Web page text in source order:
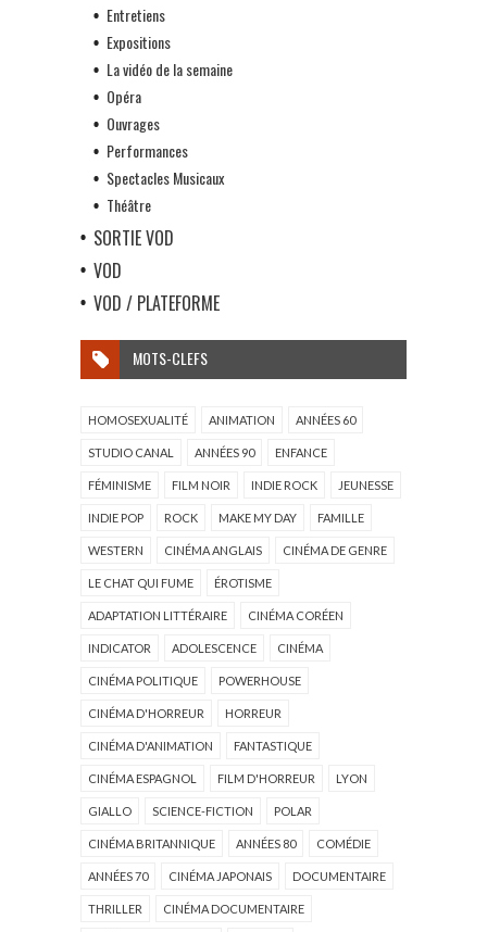
Entretiens
Expositions
La vidéo de la semaine
Opéra
Ouvrages
Performances
Spectacles Musicaux
Théâtre
SORTIE VOD
VOD
VOD / PLATEFORME
MOTS-CLEFS
HOMOSEXUALITÉ ANIMATION ANNÉES 60
STUDIO CANAL ANNÉES 90 ENFANCE
FÉMINISME FILM NOIR INDIE ROCK JEUNESSE
INDIE POP ROCK MAKE MY DAY FAMILLE
WESTERN CINÉMA ANGLAIS CINÉMA DE GENRE
LE CHAT QUI FUME ÉROTISME
ADAPTATION LITTÉRAIRE CINÉMA CORÉEN
INDICATOR ADOLESCENCE CINÉMA
CINÉMA POLITIQUE POWERHOUSE
CINÉMA D'HORREUR HORREUR
CINÉMA D'ANIMATION FANTASTIQUE
CINÉMA ESPAGNOL FILM D'HORREUR LYON
GIALLO SCIENCE-FICTION POLAR
CINÉMA BRITANNIQUE ANNÉES 80 COMÉDIE
ANNÉES 70 CINÉMA JAPONAIS DOCUMENTAIRE
THRILLER CINÉMA DOCUMENTAIRE